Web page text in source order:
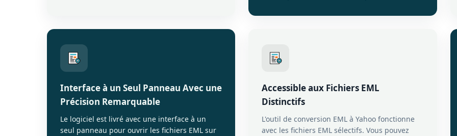
Interface à un Seul Panneau Avec une
Précision Remarquable
Le logiciel est livré avec une interface à un
seul panneau pour ouvrir les fichiers EML sur
Accessible aux Fichiers EML
Distinctifs
L'outil de conversion EML à Yahoo fonctionne
avec les fichiers EML sélectifs. Vous pouvez